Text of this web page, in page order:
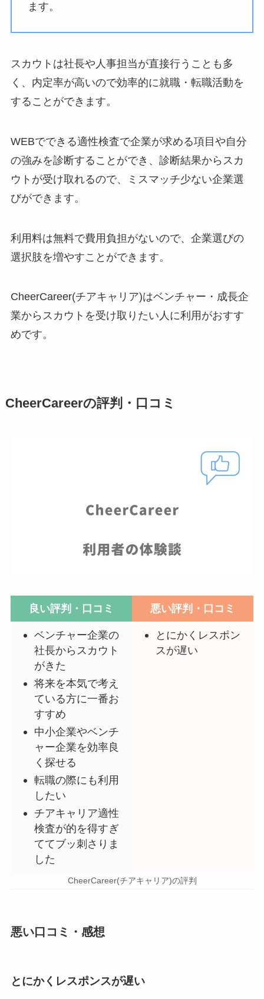
ます。
スカウトは社長や人事担当が直接行うことも多
く、内定率が高いので効率的に就職・転職活動を
することができます。
WEBでできる適性検査で企業が求める項目や自分
の強みを診断することができ、診断結果からスカ
ウトが受け取れるので、ミスマッチ少ない企業選
びができます。
利用料は無料で費用負担がないので、企業選びの
選択肢を増やすことができます。
CheerCareer(チアキャリア)はベンチャー・成長企
業からスカウトを受け取りたい人に利用がおすす
めです。
CheerCareerの評判・口コミ
良い評判・口コミ 悪い評判・口コミ
ベンチャー企業の
社長からスカウト
がきた
将来を本気で考え
ている方に一番お
すすめ
中小企業やベンチ
ャー企業を効率良
く探せる
転職の際にも利用
したい
チアキャリア適性
検査が的を得すぎ
ててブッ刺さりま
した
とにかくレスポン
スが遅い
CheerCareer(チアキャリア)の評判
悪い口コミ・感想
とにかくレスポンスが遅い